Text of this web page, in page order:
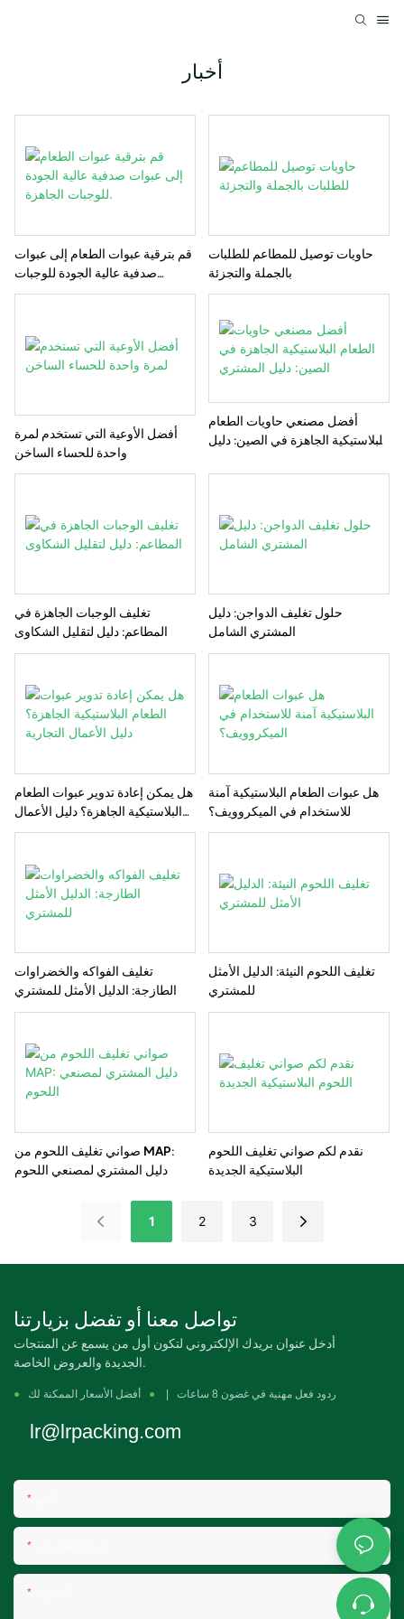
أخبار
قم بترقية عبوات الطعام إلى عبوات
صدفية عالية الجودة للوجبات
الجاهزة.
حاويات توصيل للمطاعم للطلبات
بالجملة والتجزئة
أفضل الأوعية التي تستخدم لمرة
واحدة للحساء الساخن
أفضل مصنعي حاويات الطعام
البلاستيكية الجاهزة في الصين: دليل
تغليف الوجبات الجاهزة في
المطاعم: دليل لتقليل الشكاوى
حلول تغليف الدواجن: دليل
المشتري الشامل
هل يمكن إعادة تدوير عبوات الطعام
البلاستيكية الجاهزة؟ دليل الأعمال
التجارية
هل عبوات الطعام البلاستيكية آمنة
للاستخدام في الميكروويف؟
تغليف الفواكه والخضراوات
الطازجة: الدليل الأمثل للمشتري
تغليف اللحوم النيئة: الدليل الأمثل
للمشتري
صواني تغليف اللحوم من MAP:
دليل المشتري لمصنعي اللحوم
نقدم لكم صواني تغليف اللحوم
البلاستيكية الجديدة
1 2 3
تواصل معنا أو تفضل بزيارتنا
أدخل عنوان بريدك الإلكتروني لتكون أول من يسمع عن المنتجات
الجديدة والعروض الخاصة.
● ردود فعل مهنية في غضون 8 ساعات | ● أفضل الأسعار الممكنة لك
lr@lrpacking.com